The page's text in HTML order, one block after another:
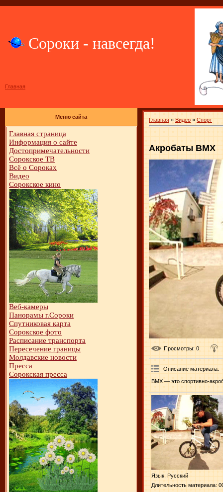
Сороки - навсегда!
Главная
Меню сайта
Главная страница
Информация о сайте
Достопримечательности
Сорокское ТВ
Всё о Сороках
Видео
Сорокское кино
Веб-камеры
Панорамы г.Сороки
Спутниковая карта
Сорокское фото
Расписание транспорта
Пересечение границы
Молдавские новости
Пресса
Сорокская пресса
Главная » Видео » Спорт
Акробаты BMX
Просмотры: 0
Описание материала:
BMX — это спортивно-
Язык: Русский
Длительность материала: